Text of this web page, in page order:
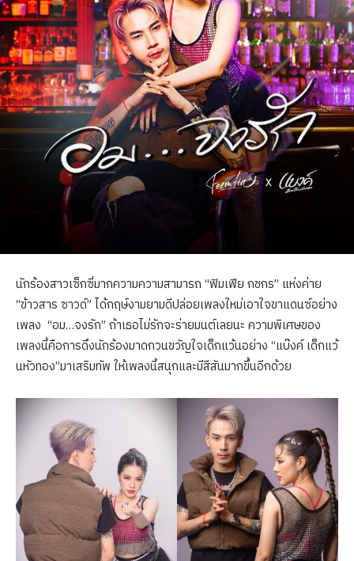
นักร้องสาวเซ็กซี่มากความความสามารถ “ฟิมเฟีย กชกร” แห่งค่าย
“ข้าวสาร ซาวด์” ได้กฤษ์งามยามดีปล่อยเพลงใหม่เอาใจขาแดนซ์อย่าง
เพลง “อม…จงรัก” ถ้าเธอไม่รักจะร่ายมนต์เลยนะ ความพิเศษของ
เพลงนี้คือการดึงนักร้องมาดกวนขวัญใจเด็กแว้นอย่าง “แบ๊งค์ เด็กแว้
นหัวทอง”มาเสริมทัพ ให้เพลงนี้สนุกและมีสีสันมากขึ้นอีกด้วย